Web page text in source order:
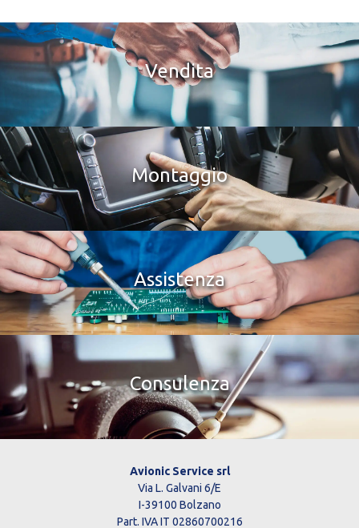
Vendita
Montaggio
Assistenza
Consulenza
Avionic Service srl
Via L. Galvani 6/E
I-39100 Bolzano
Part. IVA IT 02860700216